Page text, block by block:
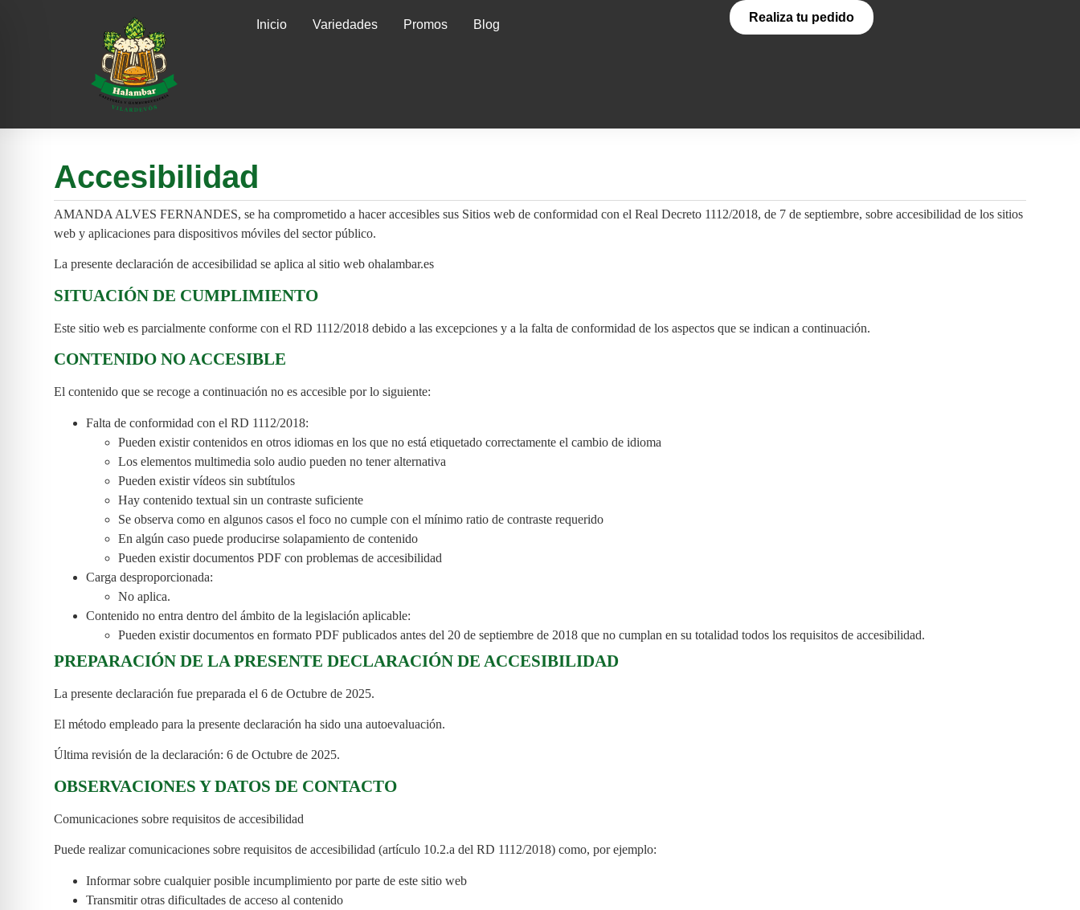
Inicio Variedades Promos Blog
Realiza tu pedido
Accesibilidad
AMANDA ALVES FERNANDES, se ha comprometido a hacer accesibles sus Sitios web de conformidad con el Real Decreto 1112/2018, de 7 de septiembre, sobre accesibilidad de los sitios
web y aplicaciones para dispositivos móviles del sector público.
La presente declaración de accesibilidad se aplica al sitio web ohalambar.es
SITUACIÓN DE CUMPLIMIENTO
Este sitio web es parcialmente conforme con el RD 1112/2018 debido a las excepciones y a la falta de conformidad de los aspectos que se indican a continuación.
CONTENIDO NO ACCESIBLE
El contenido que se recoge a continuación no es accesible por lo siguiente:
Falta de conformidad con el RD 1112/2018:
Pueden existir contenidos en otros idiomas en los que no está etiquetado correctamente el cambio de idioma
Los elementos multimedia solo audio pueden no tener alternativa
Pueden existir vídeos sin subtítulos
Hay contenido textual sin un contraste suficiente
Se observa como en algunos casos el foco no cumple con el mínimo ratio de contraste requerido
En algún caso puede producirse solapamiento de contenido
Pueden existir documentos PDF con problemas de accesibilidad
Carga desproporcionada:
No aplica.
Contenido no entra dentro del ámbito de la legislación aplicable:
Pueden existir documentos en formato PDF publicados antes del 20 de septiembre de 2018 que no cumplan en su totalidad todos los requisitos de accesibilidad.
PREPARACIÓN DE LA PRESENTE DECLARACIÓN DE ACCESIBILIDAD
La presente declaración fue preparada el 6 de Octubre de 2025.
El método empleado para la presente declaración ha sido una autoevaluación.
Última revisión de la declaración: 6 de Octubre de 2025.
OBSERVACIONES Y DATOS DE CONTACTO
Comunicaciones sobre requisitos de accesibilidad
Puede realizar comunicaciones sobre requisitos de accesibilidad (artículo 10.2.a del RD 1112/2018) como, por ejemplo:
Informar sobre cualquier posible incumplimiento por parte de este sitio web
Transmitir otras dificultades de acceso al contenido